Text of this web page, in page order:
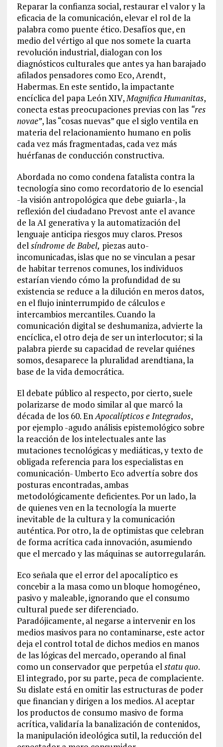
Reparar la confianza social, restaurar el valor y la
eficacia de la comunicación, elevar el rol de la
palabra como puente ético. Desafíos que, en
medio del vértigo al que nos somete la cuarta
revolución industrial, dialogan con los
diagnósticos culturales que antes ya han barajado
afilados pensadores como Eco, Arendt,
Habermas. En este sentido, la impactante
encíclica del papa León XIV,Magnifica Humanitas,
conecta estas preocupaciones previas con las “res
novae”, las “cosas nuevas” que el siglo ventila en
materia del relacionamiento humano en polis
cada vez más fragmentadas, cada vez más
huérfanas de conducción constructiva.
Abordada no como condena fatalista contra la
tecnología sino como recordatorio de lo esencial
-la visión antropológica que debe guiarla-, la
reflexión del ciudadano Prevost ante el avance
de la AI generativa y la automatización del
lenguaje anticipa riesgos muy claros. Presos
delsíndrome de Babel, piezas auto-
incomunicadas, islas que no se vinculan a pesar
de habitar terrenos comunes, los individuos
estarían viendo cómo la profundidad de su
existencia se reduce a la dilución en meros datos,
en el flujo ininterrumpido de cálculos e
intercambios mercantiles. Cuando la
comunicación digital se deshumaniza, advierte la
encíclica, el otro deja de ser un interlocutor; si la
palabra pierde su capacidad de revelar quiénes
somos, desaparece la pluralidad arendtiana, la
base de la vida democrática.
El debate público al respecto, por cierto, suele
polarizarse de modo similar al que marcó la
década de los 60. EnApocalípticos e Integrados,
por ejemplo -agudo análisis epistemológico sobre
la reacción de los intelectuales ante las
mutaciones tecnológicas y mediáticas, y texto de
obligada referencia para los especialistas en
comunicación- Umberto Eco advertía sobre dos
posturas encontradas, ambas
metodológicamente deficientes. Por un lado, la
de quienes ven en la tecnología la muerte
inevitable de la cultura y la comunicación
auténtica. Por otro, la de optimistas que celebran
de forma acrítica cada innovación, asumiendo
que el mercado y las máquinas se autorregularán.
Eco señala que el error del apocalíptico es
concebir a la masa como un bloque homogéneo,
pasivo y maleable, ignorando que el consumo
cultural puede ser diferenciado.
Paradójicamente, al negarse a intervenir en los
medios masivos para no contaminarse, este actor
deja el control total de dichos medios en manos
de las lógicas del mercado, operando al final
como un conservador que perpetúa elstatu quo.
El integrado, por su parte, peca de complaciente.
Su dislate está en omitir las estructuras de poder
que financian y dirigen a los medios. Al aceptar
los productos de consumo masivo de forma
acrítica, validaría la banalización de contenidos,
la manipulación ideológica sutil, la reducción del